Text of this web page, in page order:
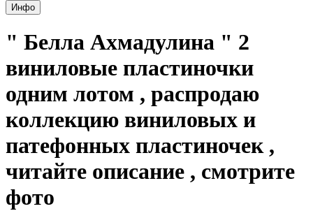
Инфо
" Белла Ахмадулина " 2
виниловые пластиночки
одним лотом , распродаю
коллекцию виниловых и
патефонных пластиночек ,
читайте описание , смотрите
фото